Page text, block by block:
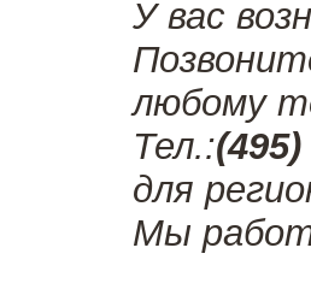
У вас
любому
Тел.:
для
Мы